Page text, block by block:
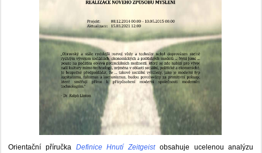
Orientační příručka Definice Hnutí Zeitgeistobsahuje ucelenou analýzu